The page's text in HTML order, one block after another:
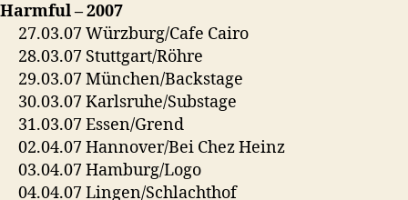
Harmful – 2007
27.03.07 Würzburg/Cafe Cairo
28.03.07 Stuttgart/Röhre
29.03.07 München/Backstage
30.03.07 Karlsruhe/Substage
31.03.07 Essen/Grend
02.04.07 Hannover/Bei Chez Heinz
03.04.07 Hamburg/Logo
04.04.07 Lingen/Schlachthof